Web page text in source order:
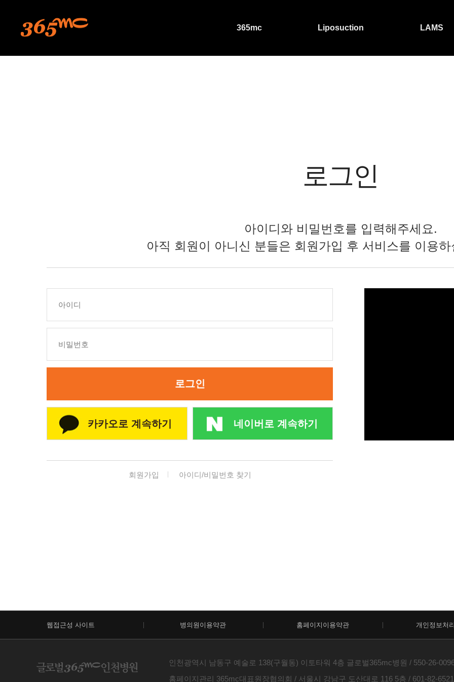
365mc Liposuction LAMS
로그인
아이디와 비밀번호를 입력해주세요.
아직 회원이 아니신 분들은 회원가입 후 서비스를 이용
로그인
카카오로 계속하기 네이버로 계속하기
회원가입 아이디/비밀번호 찾기
웹접근성 사이트 병의원이용약관 홈페이지이용약관 개인정보처
인천광역시 남동구 예술로 138(구월동) 이토타워 4층 글로벌365mc병원 / 550-26-
홈페이지관리 365mc대표원장협의회 / 서울시 강남구 도산대로 116 5층 / 601-82-